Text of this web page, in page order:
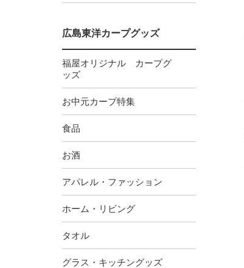
広島東洋カープグッズ
福屋オリジナル カープグ
ッズ
お中元カープ特集
食品
お酒
アパレル・ファッション
ホーム・リビング
タオル
グラス・キッチングッズ